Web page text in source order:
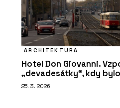
ARCHITEKTURA
Hotel Don Giovanni.
„devadesátky“, kdy
25. 3. 2026